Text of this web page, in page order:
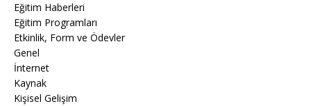
Eğitim Haberleri
Eğitim Programları
Etkinlik, Form ve Ödevler
Genel
İnternet
Kaynak
Kişisel Gelişim